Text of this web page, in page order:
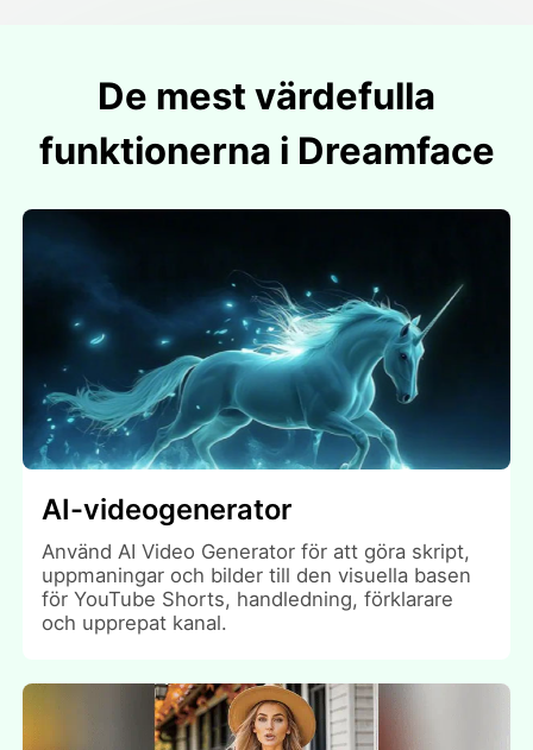
De mest värdefulla
funktionerna i Dreamface
AI-videogenerator
Använd AI Video Generator för att göra skript,
uppmaningar och bilder till den visuella basen
för YouTube Shorts, handledning, förklarare
och upprepat kanal.